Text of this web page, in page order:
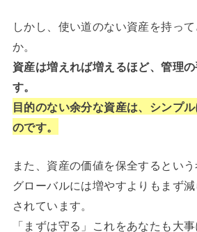
しかし、使い道のない資産を持っ
か。
資産は増えれば増えるほど、管理
す。
目的のない余分な資産は、シンプ
のです。
また、資産の価値を保全するという
グローバルには増やすよりもまず
されています。
「まずは守る」これをあなたも大事